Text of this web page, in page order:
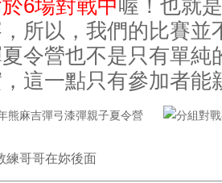
6場對戰中喔 ！ 也就
， 所以 ， 我們的比賽並
令營也不是只有單純
， 這一點只有參加者能
練哥哥在妳後面